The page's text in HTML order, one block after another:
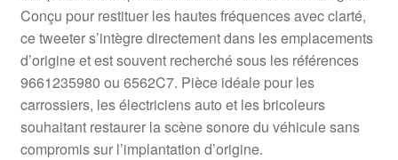
Conçu pour restituer les hautes fréquences avec clarté,
ce tweeter s’intègre directement dans les emplacements
d’origine et est souvent recherché sous les références
9661235980 ou 6562C7. Pièce idéale pour les
carrossiers, les électriciens auto et les bricoleurs
souhaitant restaurer la scène sonore du véhicule sans
compromis sur l’implantation d’origine.